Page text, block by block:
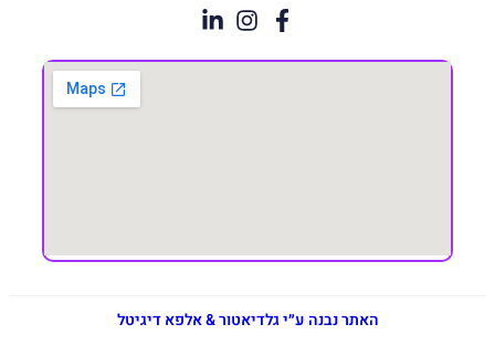
האתר נבנה ע״י גלדיאטור & אלפא דיגיטל